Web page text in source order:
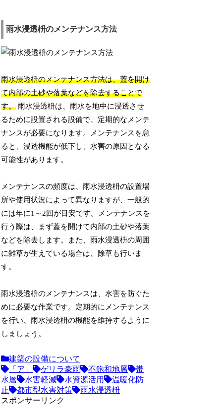
雨水浸透枡のメンテナンス方法
雨水浸透枡のメンテナンス方法は、蓋を開け
て内部の土砂や落葉などを除去することで
す。 雨水浸透枡は、雨水を地中に浸透させ
るために設置される設備で、定期的なメンテ
ナンスが必要になります。メンテナンスを怠
ると、浸透機能が低下し、水害の原因となる
可能性があります。
メンテナンスの頻度は、雨水浸透枡の設置場
所や使用状況によって異なりますが、一般的
には年に1～2回が目安です。メンテナンスを
行う際は、まず蓋を開けて内部の土砂や落葉
などを除去します。また、雨水浸透枡の周囲
に雑草が生えている場合は、除草も行いま
す。
雨水浸透枡のメンテナンスは、水害を防ぐた
めに必要な作業です。定期的にメンテナンス
を行い、雨水浸透枡の機能を維持するように
しましょう。
建築の設備について
「ア」
ゲリラ豪雨 不飽和地層
帯
水層
水害軽減 水資源活用
温暖化防
止
都市型水害対策
雨水浸透枡
スポンサーリンク